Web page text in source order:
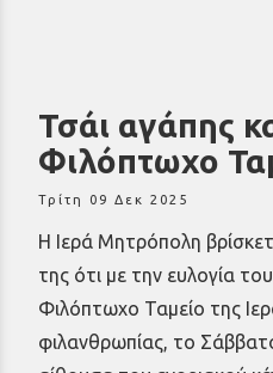
Τσάι αγάπης
Φιλόπτωχο
Τρίτη 09 Δεκ 2025
Η Ιερά Μητρόπολη
της ότι με την ευλογία
Φιλόπτωχο Ταμείο της
φιλανθρωπίας, το